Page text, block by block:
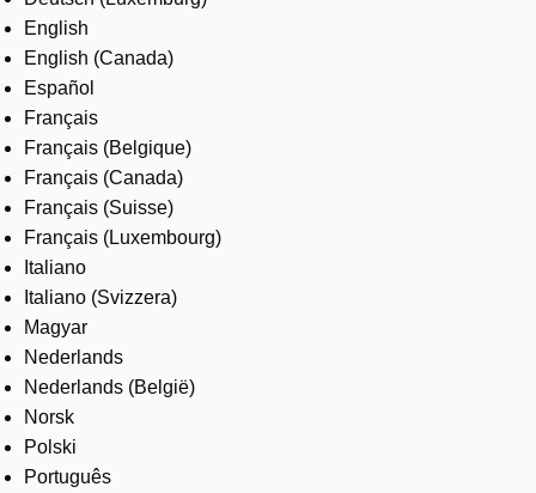
Careers
English
English (Canada)
Español
Français
Français (Belgique)
Français (Canada)
Français (Suisse)
Français (Luxembourg)
Italiano
Italiano (Svizzera)
Magyar
Nederlands
Nederlands (België)
Norsk
Polski
Português